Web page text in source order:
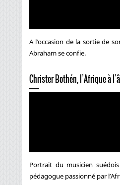
A l’occasion de la sortie de
Abraham se confie.
Christer Bothén, l’Afrique à
Portrait du musicien
pédagogue passionné par